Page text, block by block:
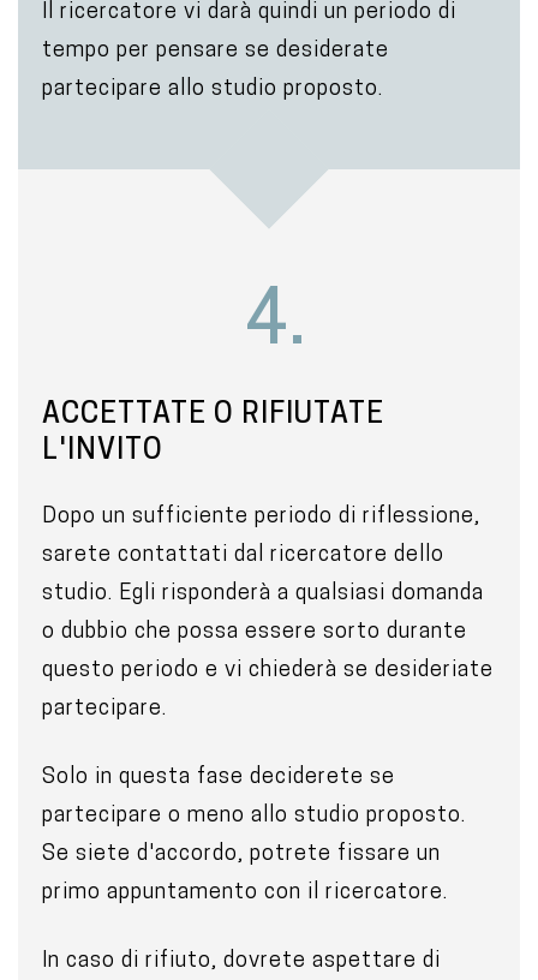
Il ricercatore vi darà quindi un periodo di
tempo per pensare se desiderate
partecipare allo studio proposto.
4.
ACCETTATE O RIFIUTATE
L'INVITO
Dopo un sufficiente periodo di riflessione,
sarete contattati dal ricercatore dello
studio. Egli risponderà a qualsiasi domanda
o dubbio che possa essere sorto durante
questo periodo e vi chiederà se desideriate
partecipare.
Solo in questa fase deciderete se
partecipare o meno allo studio proposto.
Se siete d'accordo, potrete fissare un
primo appuntamento con il ricercatore.
In caso di rifiuto, dovrete aspettare di